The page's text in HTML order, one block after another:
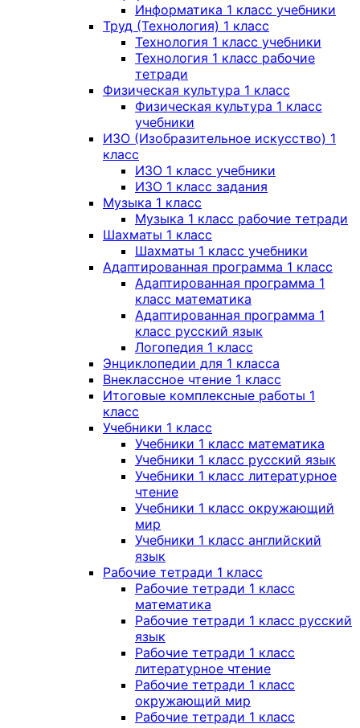
Информатика 1 класс учебники
Труд (Технология) 1 класс
Технология 1 класс учебники
Технология 1 класс рабочие
тетради
Физическая культура 1 класс
Физическая культура 1 класс
учебники
ИЗО (Изобразительное искусство) 1
класс
ИЗО 1 класс учебники
ИЗО 1 класс задания
Музыка 1 класс
Музыка 1 класс рабочие тетради
Шахматы 1 класс
Шахматы 1 класс учебники
Адаптированная программа 1 класс
Адаптированная программа 1
класс математика
Адаптированная программа 1
класс русский язык
Логопедия 1 класс
Энциклопедии для 1 класса
Внеклассное чтение 1 класс
Итоговые комплексные работы 1
класс
Учебники 1 класс
Учебники 1 класс математика
Учебники 1 класс русский язык
Учебники 1 класс литературное
чтение
Учебники 1 класс окружающий
мир
Учебники 1 класс английский
язык
Рабочие тетради 1 класс
Рабочие тетради 1 класс
математика
Рабочие тетради 1 класс русский
язык
Рабочие тетради 1 класс
литературное чтение
Рабочие тетради 1 класс
окружающий мир
Рабочие тетради 1 класс